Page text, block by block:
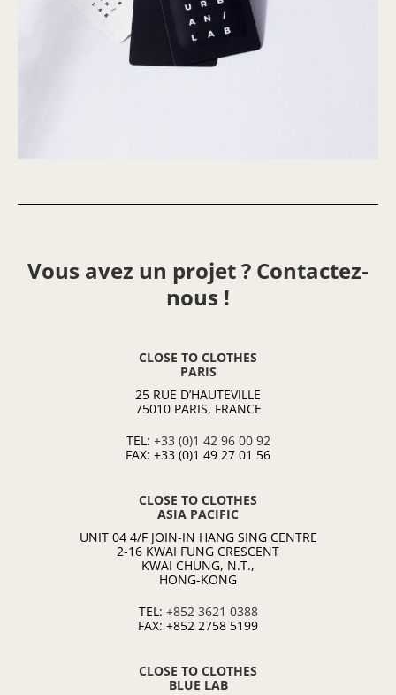
Vous avez un projet ? Contactez-
nous !
CLOSE TO CLOTHES
PARIS
25 RUE D’HAUTEVILLE
75010 PARIS, FRANCE
TEL: +33 (0)1 42 96 00 92
FAX: +33 (0)1 49 27 01 56
CLOSE TO CLOTHES
ASIA PACIFIC
UNIT 04 4/F JOIN-IN HANG SING CENTRE
2-16 KWAI FUNG CRESCENT
KWAI CHUNG, N.T.,
HONG-KONG
TEL: +852 3621 0388
FAX: +852 2758 5199
CLOSE TO CLOTHES
BLUE LAB